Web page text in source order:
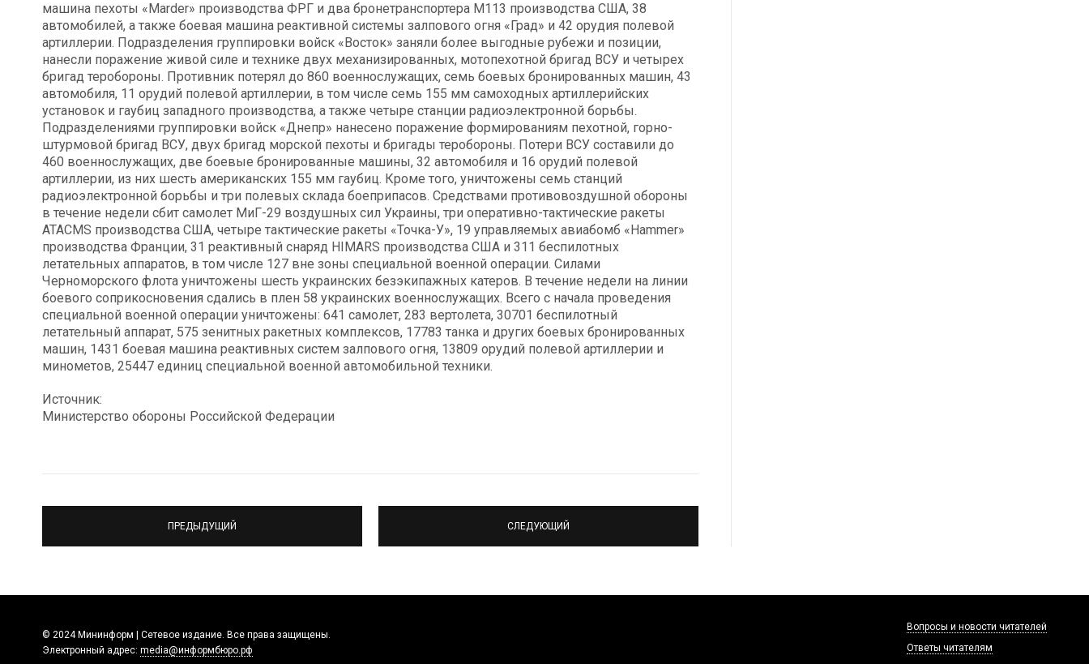
машина пехоты «Marder» производства ФРГ и два бронетранспортера М113 производства США, 38
автомобилей, а также боевая машина реактивной системы залпового огня «Град» и 42 орудия полевой
артиллерии. Подразделения группировки войск «Восток» заняли более выгодные рубежи и позиции,
нанесли поражение живой силе и технике двух механизированных, мотопехотной бригад ВСУ и четырех
бригад теробороны. Противник потерял до 860 военнослужащих, семь боевых бронированных машин, 43
автомобиля, 11 орудий полевой артиллерии, в том числе семь 155 мм самоходных артиллерийских
установок и гаубиц западного производства, а также четыре станции радиоэлектронной борьбы.
Подразделениями группировки войск «Днепр» нанесено поражение формированиям пехотной, горно-
штурмовой бригад ВСУ, двух бригад морской пехоты и бригады теробороны. Потери ВСУ составили до
460 военнослужащих, две боевые бронированные машины, 32 автомобиля и 16 орудий полевой
артиллерии, из них шесть американских 155 мм гаубиц. Кроме того, уничтожены семь станций
радиоэлектронной борьбы и три полевых склада боеприпасов. Средствами противовоздушной обороны
в течение недели сбит самолет МиГ-29 воздушных сил Украины, три оперативно-тактические ракеты
ATACMS производства США, четыре тактические ракеты «Точка-У», 19 управляемых авиабомб «Hammer»
производства Франции, 31 реактивный снаряд HIMARS производства США и 311 беспилотных
летательных аппаратов, в том числе 127 вне зоны специальной военной операции. Силами
Черноморского флота уничтожены шесть украинских безэкипажных катеров. В течение недели на линии
боевого соприкосновения сдались в плен 58 украинских военнослужащих. Всего с начала проведения
специальной военной операции уничтожены: 641 самолет, 283 вертолета, 30701 беспилотный
летательный аппарат, 575 зенитных ракетных комплексов, 17783 танка и других боевых бронированных
машин, 1431 боевая машина реактивных систем залпового огня, 13809 орудий полевой артиллерии и
минометов, 25447 единиц специальной военной автомобильной техники.
Источник:
Министерство обороны Российской Федерации
ПРЕДЫДУЩИЙ СЛЕДУЮЩИЙ
© 2024 Мининформ | Сетевое издание. Все права защищены.
Электронный адрес: media@информбюро.рф
Вопросы и новости читателей
Ответы читателям